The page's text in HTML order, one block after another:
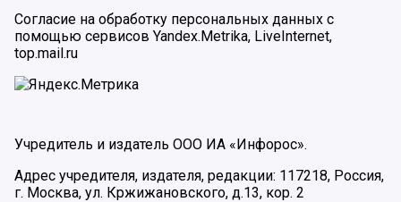
Согласие на обработку персональных данных с
помощью сервисов Yandex.Metrika, LiveInternet,
top.mail.ru
Учредитель и издатель ООО ИА «Инфорос».
Адрес учредителя, издателя, редакции: 117218, Россия,
г. Москва, ул. Кржижановского, д.13, кор. 2